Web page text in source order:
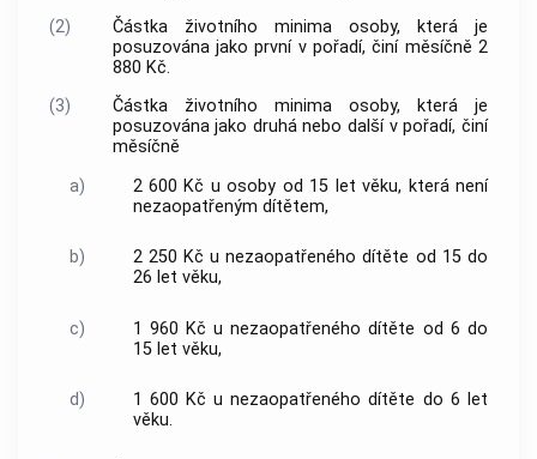
(2)
Částka životního minima osoby, která je
posuzována jako první v pořadí, činí měsíčně 2
880 Kč.
(3)
Částka životního minima osoby, která je
posuzována jako druhá nebo další v pořadí, činí
měsíčně
a)
2 600 Kč u osoby od 15 let věku, která není
nezaopatřeným dítětem,
b)
2 250 Kč u nezaopatřeného dítěte od 15 do
26 let věku,
c)
1 960 Kč u nezaopatřeného dítěte od 6 do
15 let věku,
d)
1 600 Kč u nezaopatřeného dítěte do 6 let
věku.